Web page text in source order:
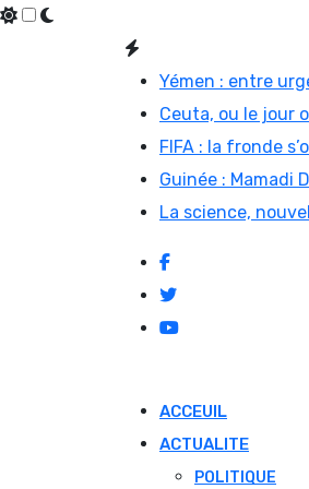
Yémen : entre
Ceuta, ou le jour
FIFA : la fronde
Guinée : Mamadi
La science,
ACCEUIL
ACTUALITE
POLITIQUE